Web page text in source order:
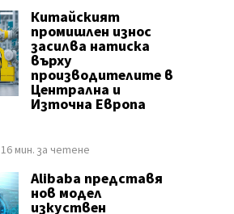
Китайският
промишлен износ
засилва натиска
върху
производителите в
Централна и
Източна Европа
16 мин. за четене
Alibaba представя
нов модел
изкуствен